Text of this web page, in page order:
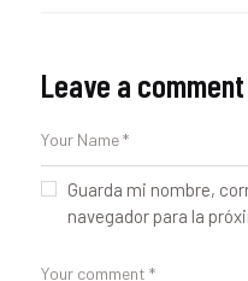
Leave a comment
Guarda mi nombre,
navegador para la